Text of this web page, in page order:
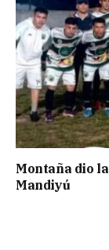
Montaña dio
Mandiyú